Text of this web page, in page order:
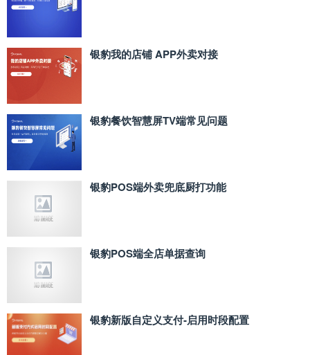
银豹我的店铺 APP外卖对接
银豹餐饮智慧屏TV端常见问题
银豹POS端外卖兜底厨打功能
银豹POS端全店单据查询
银豹新版自定义支付‑启用时段配置